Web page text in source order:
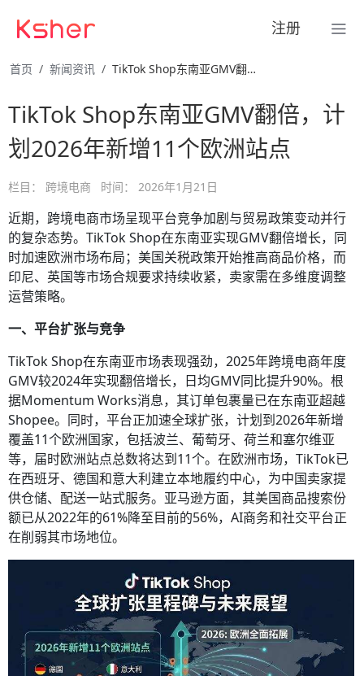
注册
首页 新闻资讯 TikTok Shop东南亚GMV翻倍，计划2026年新 …
TikTok Shop东南亚GMV翻倍，计
划2026年新增11个欧洲站点
栏目： 跨境电商 时间： 2026年1月21日
近期，跨境电商市场呈现平台竞争加剧与贸易政策变动并行
的复杂态势。TikTok Shop在东南亚实现GMV翻倍增长，同
时加速欧洲市场布局；美国关税政策开始推高商品价格，而
印尼、英国等市场合规要求持续收紧，卖家需在多维度调整
运营策略。
一、平台扩张与竞争
TikTok Shop在东南亚市场表现强劲，2025年跨境电商年度
GMV较2024年实现翻倍增长，日均GMV同比提升90%。根
据Momentum Works消息，其订单包裹量已在东南亚超越
Shopee。同时，平台正加速全球扩张，计划到2026年新增
覆盖11个欧洲国家，包括波兰、葡萄牙、荷兰和塞尔维亚
等，届时欧洲站点总数将达到11个。在欧洲市场，TikTok已
在西班牙、德国和意大利建立本地履约中心，为中国卖家提
供仓储、配送一站式服务。亚马逊方面，其美国商品搜索份
额已从2022年的61%降至目前的56%，AI商务和社交平台正
在削弱其市场地位。